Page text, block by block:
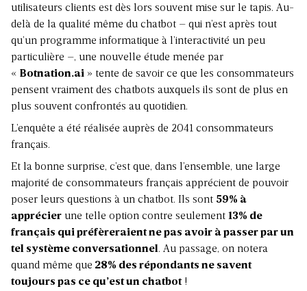
utilisateurs clients est dès lors souvent mise sur le tapis. Au-
delà de la qualité même du chatbot – qui n’est après tout
qu’un programme informatique à l’interactivité un peu
particulière –, une nouvelle étude menée par
« Botnation.ai » tente de savoir ce que les consommateurs
pensent vraiment des chatbots auxquels ils sont de plus en
plus souvent confrontés au quotidien.
L’enquête a été réalisée auprès de 2041 consommateurs
français.
Et la bonne surprise, c’est que, dans l’ensemble, une large
majorité de consommateurs français apprécient de pouvoir
poser leurs questions à un chatbot. Ils sont 59% à
apprécier une telle option contre seulement 13% de
français qui préfèreraient ne pas avoir à passer par un
tel système conversationnel. Au passage, on notera
quand même que 28% des répondants ne savent
toujours pas ce qu’est un chatbot!